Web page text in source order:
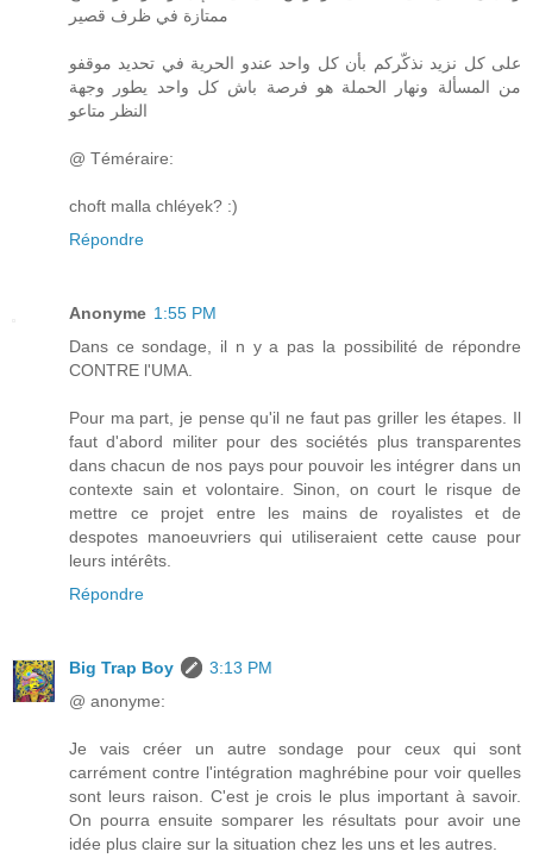
ممتازة في ظرف قصير
على كل نزيد نذكّركم بأن كل واحد عندو الحرية في تحديد موقفو
من المسألة ونهار الحملة هو فرصة باش كل واحد يطور وجهة
النظر متاعو
@ Téméraire:
choft malla chléyek? :)
Répondre
Anonyme 1:55 PM
Dans ce sondage, il n y a pas la possibilité de répondre
CONTRE l'UMA.
Pour ma part, je pense qu'il ne faut pas griller les étapes. Il
faut d'abord militer pour des sociétés plus transparentes
dans chacun de nos pays pour pouvoir les intégrer dans un
contexte sain et volontaire. Sinon, on court le risque de
mettre ce projet entre les mains de royalistes et de
despotes manoeuvriers qui utiliseraient cette cause pour
leurs intérêts.
Répondre
Big Trap Boy
3:13 PM
@ anonyme:
Je vais créer un autre sondage pour ceux qui sont
carrément contre l'intégration maghrébine pour voir quelles
sont leurs raison. C'est je crois le plus important à savoir.
On pourra ensuite somparer les résultats pour avoir une
idée plus claire sur la situation chez les uns et les autres.